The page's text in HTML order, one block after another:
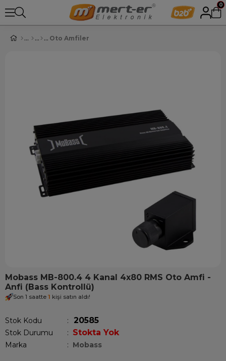
0
Oto Amfiler
Mobass MB-800.4 4 Kanal 4x80 RMS Oto Amfi -
Anfi (Bass Kontrollü)
Son 1 saatte 1 kişi satın aldı!
Stok Kodu 20585
Stok Durumu : Stokta Yok
Marka : Mobass